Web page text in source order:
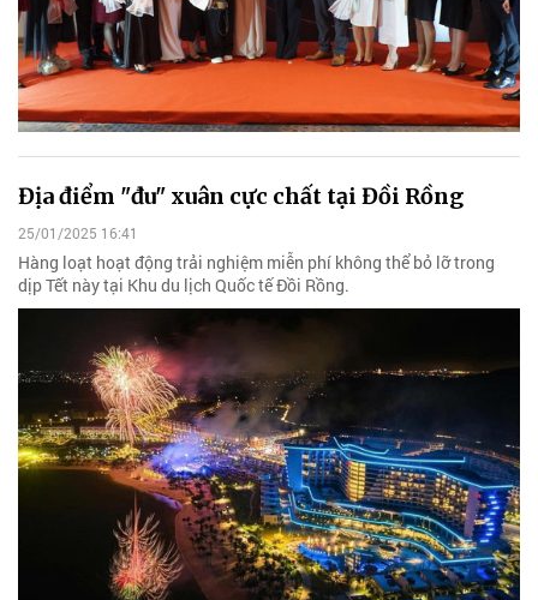
Địa điểm "đu" xuân cực chất tại Đồi Rồng
25/01/2025 16:41
Hàng loạt hoạt động trải nghiệm miễn phí không thể bỏ lỡ trong
dịp Tết này tại Khu du lịch Quốc tế Đồi Rồng.